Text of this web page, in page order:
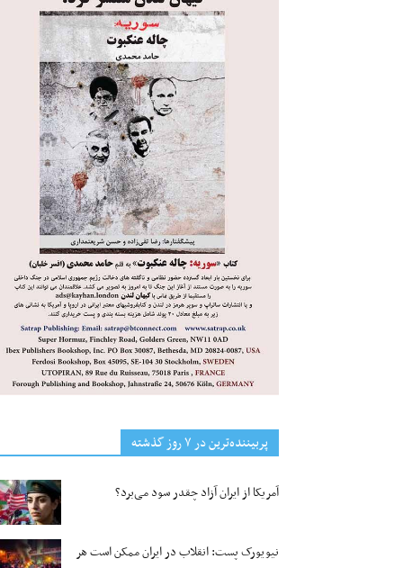
پربیننده‌ترین‌ در ۷ روز گذشته
آمریکا از ایران آزاد چقدر سود می‌برد؟
نیویورک پست: انقلاب در ایران ممکن است هر